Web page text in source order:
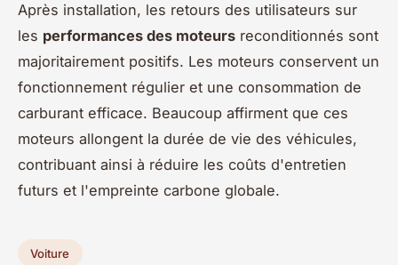
Après installation, les retours des utilisateurs sur
les performances des moteurs reconditionnés sont
majoritairement positifs. Les moteurs conservent un
fonctionnement régulier et une consommation de
carburant efficace. Beaucoup affirment que ces
moteurs allongent la durée de vie des véhicules,
contribuant ainsi à réduire les coûts d'entretien
futurs et l'empreinte carbone globale.
Voiture